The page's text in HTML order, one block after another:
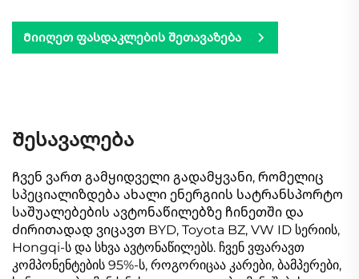
Მიიღეთ ფასდაკლების შეთავაზება
Შესავალება
Ჩვენ ვართ გამყიდველი გადამყვანი, რომელიც
სპეციალიზდება ახალი ენერგიის სატრანსპორტო
საშუალებების ავტონაწილებზე ჩინეთში და
ძირითადად ვიცავთ BYD, Toyota BZ, VW ID სერიის,
Hongqi-ს და სხვა ავტონაწილებს. ჩვენ ვფარავთ
კომპონენტების 95%-ს, როგორიცაა კარები, ბამპერები,